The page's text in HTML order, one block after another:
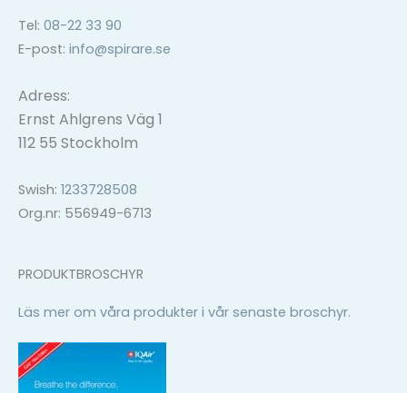
Tel: 08-22 33 90
E-post: info@spirare.se
Adress:
Ernst Ahlgrens Väg 1
112 55 Stockholm
Swish: 1233728508
Org.nr: 556949-6713
PRODUKTBROSCHYR
Läs mer om våra produkter i vår senaste broschyr.